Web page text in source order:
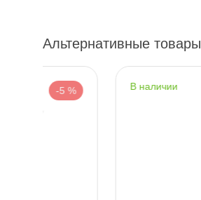
Альтернативные товары
наличии